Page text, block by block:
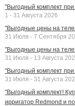
"Выгодный комплект
1 - 31 Августа 2026
"Выгодные цены на
31 Июля - 7 Сентября
"Выгодные цены на
31 Июля - 13 Августа
"Выгодный комплект при
31 Июля - 31 Августа
"Выгодный комплект!
ирригатор Redmond и